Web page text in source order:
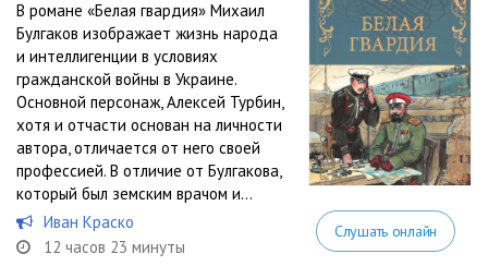
В романе «Белая гвардия» Михаил
Булгаков изображает жизнь народа
и интеллигенции в условиях
гражданской войны в Украине.
Основной персонаж, Алексей Турбин,
хотя и отчасти основан на личности
автора, отличается от него своей
профессией. В отличие от Булгакова,
который был земским врачом и...
Иван Краско
12 часов 23 минуты
Слушать онлайн